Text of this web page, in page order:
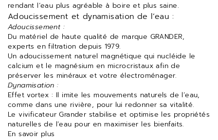
rendant l’eau plus agréable à boire et plus saine.
Adoucissement et dynamisation de l’eau :
Adoucissement :
Du matériel de haute qualité de marque GRANDER,
experts en filtration depuis 1979.
Un adoucissement naturel magnétique qui nucléide le
calcium et le magnésium en microcristaux afin de
préserver les minéraux et votre électroménager.
Dynamisation :
Effet vortex : Il imite les mouvements naturels de l’eau,
comme dans une rivière, pour lui redonner sa vitalité.
Le vivificateur Grander stabilise et optimise les propriétés
naturelles de l’eau pour en maximiser les bienfaits.
En savoir plus